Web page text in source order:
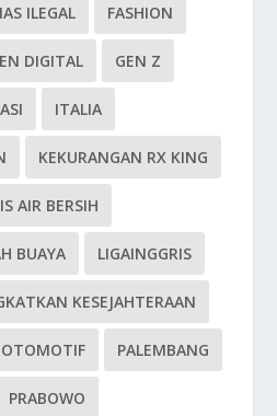
ILEGAL FASHION
DIGITAL GEN Z
ITALIA
KEKURANGAN RX KING
AIR BERSIH
BUAYA LIGAINGGRIS
KESEJAHTERAAN
OTOMOTIF PALEMBANG
PRABOWO